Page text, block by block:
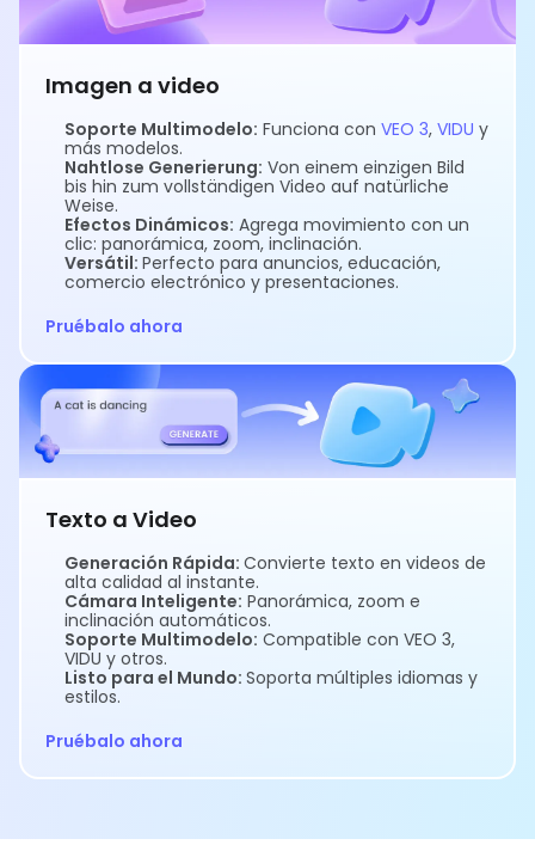
Imagen a video
Soporte Multimodelo: Funciona con VEO 3, VIDU y
más modelos.
Nahtlose Generierung: Von einem einzigen Bild
bis hin zum vollständigen Video auf natürliche
Weise.
Efectos Dinámicos: Agrega movimiento con un
clic: panorámica, zoom, inclinación.
Versátil: Perfecto para anuncios, educación,
comercio electrónico y presentaciones.
Pruébalo ahora
Texto a Video
Generación Rápida: Convierte texto en videos de
alta calidad al instante.
Cámara Inteligente: Panorámica, zoom e
inclinación automáticos.
Soporte Multimodelo: Compatible con VEO 3,
VIDU y otros.
Listo para el Mundo: Soporta múltiples idiomas y
estilos.
Pruébalo ahora